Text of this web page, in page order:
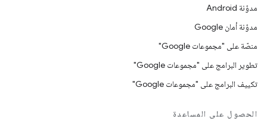
مدوّنة Android
مدوّنة أمان Google
منصّة على "مجموعات Google"
تطوير البرامج على "مجموعات Google"
تكييف البرامج على "مجموعات Google"
الحصول على المساعدة